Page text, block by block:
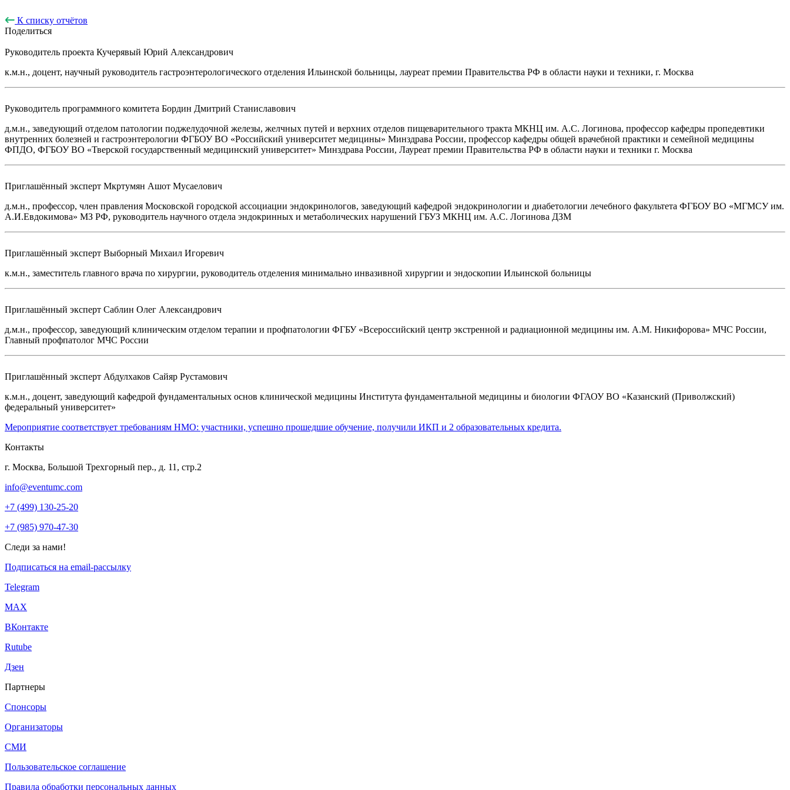
К списку отчётов
Поделиться
Руководитель проекта Кучерявый Юрий Александрович
к.м.н., доцент, научный руководитель гастроэнтерологического отделения Ильинской больницы, лауреат премии Правительства РФ в области науки и техники, г. Москва
Руководитель программного комитета Бордин Дмитрий Станиславович
д.м.н., заведующий отделом патологии поджелудочной железы, желчных путей и верхних отделов пищеварительного тракта МКНЦ им. А.С. Логинова, профессор кафедры пропедевтики
внутренних болезней и гастроэнтерологии ФГБОУ ВО «Российский университет медицины» Минздрава России, профессор кафедры общей врачебной практики и семейной медицины
ФПДО, ФГБОУ ВО «Тверской государственный медицинский университет» Минздрава России, Лауреат премии Правительства РФ в области науки и техники г. Москва
Приглашённый эксперт Мкртумян Ашот Мусаелович
д.м.н., профессор, член правления Московской городской ассоциации эндокринологов, заведующий кафедрой эндокринологии и диабетологии лечебного факультета ФГБОУ ВО «МГМСУ им.
А.И.Евдокимова» МЗ РФ, руководитель научного отдела эндокринных и метаболических нарушений ГБУЗ МКНЦ им. А.С. Логинова ДЗМ
Приглашённый эксперт Выборный Михаил Игоревич
к.м.н., заместитель главного врача по хирургии, руководитель отделения минимально инвазивной хирургии и эндоскопии Ильинской больницы
Приглашённый эксперт Саблин Олег Александрович
д.м.н., профессор, заведующий клиническим отделом терапии и профпатологии ФГБУ «Всероссийский центр экстренной и радиационной медицины им. А.М. Никифорова» МЧС России,
Главный профпатолог МЧС России
Приглашённый эксперт Абдулхаков Сайяр Рустамович
к.м.н., доцент, заведующий кафедрой фундаментальных основ клинической медицины Института фундаментальной медицины и биологии ФГАОУ ВО «Казанский (Приволжский)
федеральный университет»
Мероприятие соответствует требованиям НМО: участники, успешно прошедшие обучение, получили ИКП и 2 образовательных кредита.
Контакты
г. Москва, Большой Трехгорный пер., д. 11, стр.2
info@eventumc.com
+7 (499) 130-25-20
+7 (985) 970-47-30
Следи за нами!
Подписаться на email-рассылку
Telegram
МАХ
ВКонтакте
Rutube
Дзен
Партнеры
Спонсоры
Организаторы
СМИ
Пользовательское соглашение
Правила обработки персональных данных